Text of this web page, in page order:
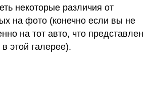
некоторые различия от
на фото (конечно если вы не
на тот авто, что представлен
в этой галерее).